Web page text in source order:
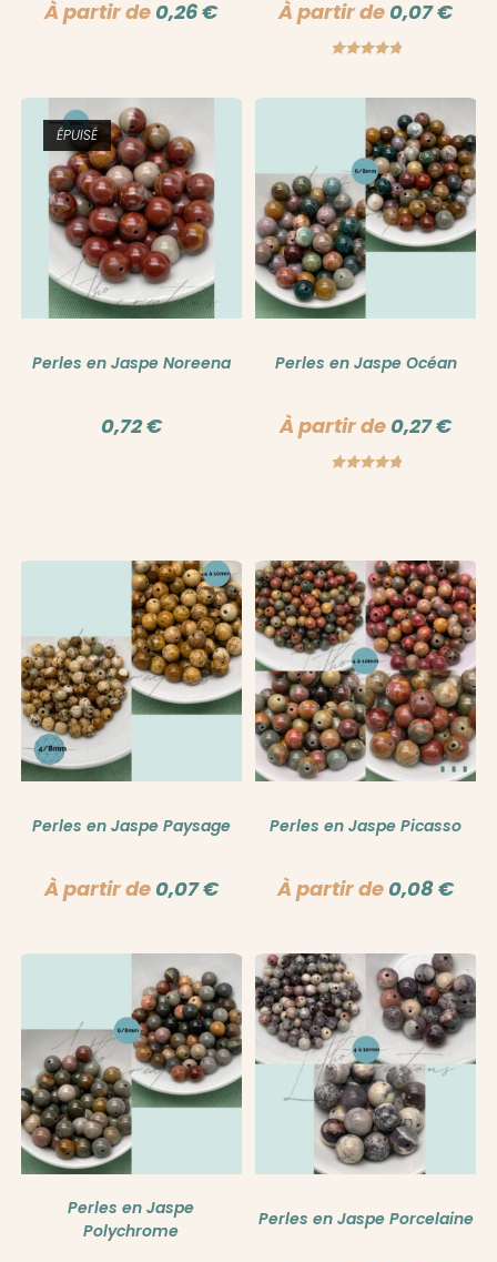
À partir de 0,26€ À partir de 0,07€
ÉPUISÉ
Perles en Jaspe Noreena
0,72€
Perles en Jaspe Océan
À partir de 0,27€
Perles en Jaspe Paysage
À partir de 0,07€
Perles en Jaspe Picasso
À partir de 0,08€
Perles en Jaspe
Polychrome
Perles en Jaspe Porcelaine